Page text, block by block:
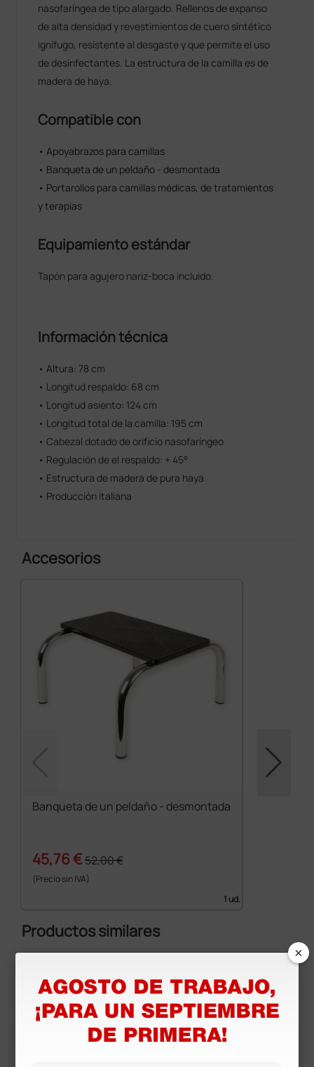
nasofaríngea de tipo alargado. Rellenos de expanso
de alta densidad y revestimientos de cuero sintético
ignífugo, resistente al desgaste y que permite el uso
de desinfectantes. La estructura de la camilla es de
madera de haya.
Compatible con
• Apoyabrazos para camillas
• Banqueta de un peldaño - desmontada
• Portarollos para camillas médicas, de tratamientos
y terapias
Equipamiento estándar
Tapón para agujero nariz-boca incluido.
Información técnica
• Altura: 78 cm
• Longitud respaldo: 68 cm
• Longitud asiento: 124 cm
• Longitud total de la camilla: 195 cm
• Cabezal dotado de orificio nasofaríngeo
• Regulación de el respaldo: + 45°
• Estructura de madera de pura haya
• Producción italiana
Accesorios
Banqueta de un peldaño - desmontada
45,76 €52,00 €
(Precio sin IVA)
1 ud.
Productos similares
×